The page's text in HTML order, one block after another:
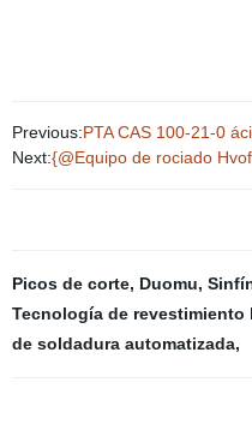
Previous:PTA CAS 100-21-0
Next:{@Equipo de rociado
Picos de corte, Duomu,
Tecnología de revestimiento
de soldadura automatizada,